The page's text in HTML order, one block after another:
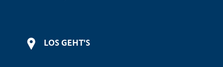
LOS GEHT'S